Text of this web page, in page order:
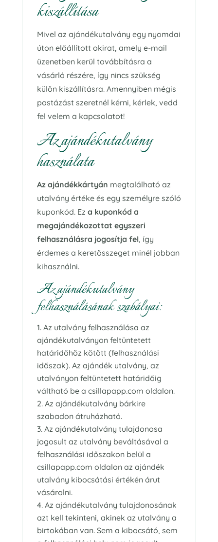
kiszállítása
Mivel az ajándékutalvány egy nyomdai
úton előállított okirat, amely e-mail
üzenetben kerül továbbításra a
vásárló részére, így nincs szükség
külön kiszállításra. Amennyiben mégis
postázást szeretnél kérni, kérlek, vedd
fel velem a kapcsolatot!
Az ajándékutalvány
használata
Az ajándékkártyán megtalálható az
utalvány értéke és egy személyre szóló
kuponkód. Ez a kuponkód a
megajándékozottat egyszeri
felhasználásra jogosítja fel, így
érdemes a keretösszeget minél jobban
kihasználni.
Az ajándékutalvány
felhasználásának szabályai:
Az utalvány felhasználása az
ajándékutalványon feltüntetett
határidőhöz kötött (felhasználási
időszak). Az ajándék utalvány, az
utalványon feltüntetett határidőig
váltható be a csillapapp.com oldalon.
Az ajándékutalvány bárkire
szabadon átruházható.
Az ajándékutalvány tulajdonosa
jogosult az utalvány beváltásával a
felhasználási időszakon belül a
csillapapp.com oldalon az ajándék
utalvány kibocsátási értékén árut
vásárolni.
Az ajándékutalvány tulajdonosának
azt kell tekinteni, akinek az utalvány a
birtokában van. Sem a kibocsátó, sem